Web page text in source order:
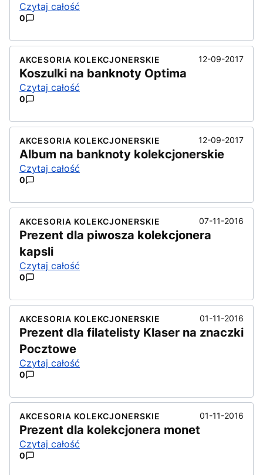
Czytaj całość
0
AKCESORIA KOLEKCJONERSKIE 12-09-2017
Koszulki na banknoty Optima
Czytaj całość
0
AKCESORIA KOLEKCJONERSKIE 12-09-2017
Album na banknoty kolekcjonerskie
Czytaj całość
0
AKCESORIA KOLEKCJONERSKIE 07-11-2016
Prezent dla piwosza kolekcjonera
kapsli
Czytaj całość
0
AKCESORIA KOLEKCJONERSKIE 01-11-2016
Prezent dla filatelisty Klaser na znaczki
Pocztowe
Czytaj całość
0
AKCESORIA KOLEKCJONERSKIE 01-11-2016
Prezent dla kolekcjonera monet
Czytaj całość
0